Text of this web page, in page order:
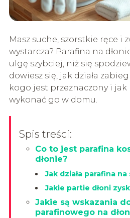
Masz suche, szorstkie ręce i
wystarcza? Parafina na
ulgę szybciej, niż się
dowiesz się, jak działa
kogo jest przeznaczony i
wykonać go w domu.
Spis treści:
Co to jest parafina
dłonie?
Jak działa parafina na
Jakie partie dłoni
Jakie są wskazania
parafinowego na